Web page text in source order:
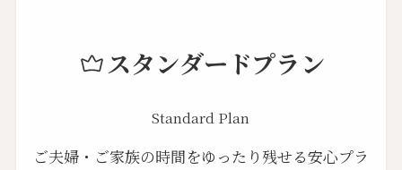
スタンダードプラン
Standard Plan
ご夫婦・ご家族の時間をゆったり残せる安心プラ